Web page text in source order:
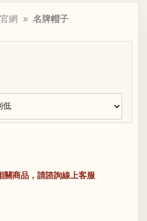
網 » 名牌帽子
關商品，請諮詢線上客服